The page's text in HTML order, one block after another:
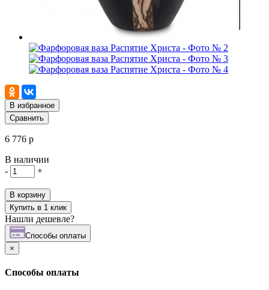
В избранное
Сравнить
6 776 р
В наличии
-
+
В корзину
Купить в 1 клик
Нашли дешевле?
Cпособы оплаты
×
Cпособы оплаты